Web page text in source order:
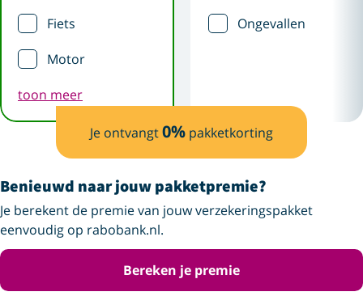
Fiets
Motor
toon meer
Ongevallen
Je ontvangt0% pakketkorting
Benieuwd naar jouw pakketpremie?
Je berekent de premie van jouw verzekeringspakket
eenvoudig op rabobank.nl.
Bereken je premie